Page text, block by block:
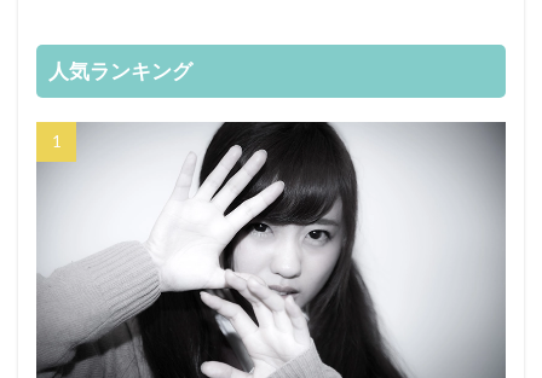
人気ランキング